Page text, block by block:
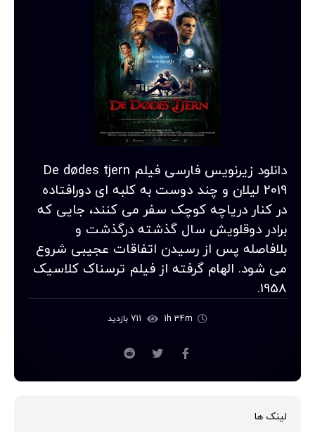
دانلود زیرنویس فارسی فیلم De dødes tjern
2019 لیلان و چند دوست به کلبه ای دورافتاده
در کنار دریاچه کوچک سفر می کنند، جایی که
برادر دوقلویش سال گذشته درگذشت و
بلافاصله پس از رسیدن اتفاقات عجیبی شروع
می شود. الهام گرفته از فیلم ترسناک کلاسیک
1958.
لینک ها